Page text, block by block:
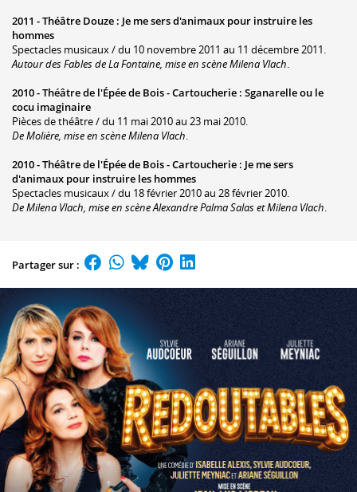
2011 -Théâtre Douze : Je me sers d'animaux pour instruire les
hommes
Spectacles musicaux / du 10 novembre 2011 au 11 décembre 2011.
Autour des Fables de La Fontaine, mise en scène Milena Vlach.
2010 -Théâtre de l'Épée de Bois - Cartoucherie : Sganarelle ou le
cocu imaginaire
Pièces de théâtre / du 11 mai 2010 au 23 mai 2010.
De Molière, mise en scène Milena Vlach.
2010 -Théâtre de l'Épée de Bois - Cartoucherie : Je me sers
d'animaux pour instruire les hommes
Spectacles musicaux / du 18 février 2010 au 28 février 2010.
De Milena Vlach, mise en scène Alexandre Palma Salas et Milena Vlach.
Partager sur :